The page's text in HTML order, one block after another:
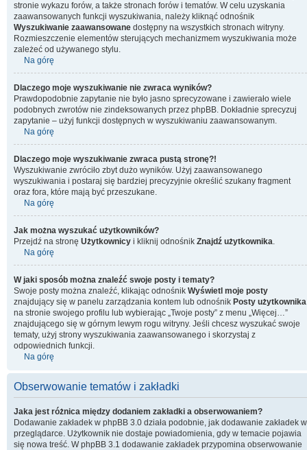
stronie wykazu forów, a także stronach forów i tematów. W celu uzyskania
zaawansowanych funkcji wyszukiwania, należy kliknąć odnośnik
Wyszukiwanie zaawansowane dostępny na wszystkich stronach witryny.
Rozmieszczenie elementów sterujących mechanizmem wyszukiwania może
zależeć od używanego stylu.
Na górę
Dlaczego moje wyszukiwanie nie zwraca wyników?
Prawdopodobnie zapytanie nie było jasno sprecyzowane i zawierało wiele
podobnych zwrotów nie zindeksowanych przez phpBB. Dokładnie sprecyzuj
zapytanie – użyj funkcji dostępnych w wyszukiwaniu zaawansowanym.
Na górę
Dlaczego moje wyszukiwanie zwraca pustą stronę?!
Wyszukiwanie zwróciło zbyt dużo wyników. Użyj zaawansowanego
wyszukiwania i postaraj się bardziej precyzyjnie określić szukany fragment
oraz fora, które mają być przeszukane.
Na górę
Jak można wyszukać użytkowników?
Przejdź na stronę Użytkownicy i kliknij odnośnik Znajdź użytkownika.
Na górę
W jaki sposób można znaleźć swoje posty i tematy?
Swoje posty można znaleźć, klikając odnośnik Wyświetl moje posty
znajdujący się w panelu zarządzania kontem lub odnośnik Posty użytkownika
na stronie swojego profilu lub wybierając „Twoje posty” z menu „Więcej…”
znajdującego się w górnym lewym rogu witryny. Jeśli chcesz wyszukać swoje
tematy, użyj strony wyszukiwania zaawansowanego i skorzystaj z
odpowiednich funkcji.
Na górę
Obserwowanie tematów i zakładki
Jaka jest różnica między dodaniem zakładki a obserwowaniem?
Dodawanie zakładek w phpBB 3.0 działa podobnie, jak dodawanie zakładek w
przeglądarce. Użytkownik nie dostaje powiadomienia, gdy w temacie pojawia
się nowa treść. W phpBB 3.1 dodawanie zakładek przypomina obserwowanie